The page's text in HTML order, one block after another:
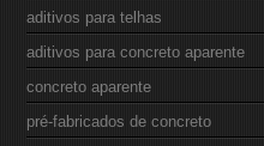
aditivos para telhas
aditivos para concreto aparente
concreto aparente
pré-fabricados de concreto